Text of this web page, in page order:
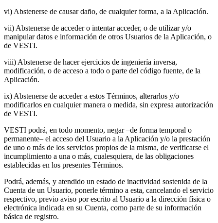
vi) Abstenerse de causar daño, de cualquier forma, a la Aplicación.
vii) Abstenerse de acceder o intentar acceder, o de utilizar y/o
manipular datos e información de otros Usuarios de la Aplicación, o
de VESTI.
viii) Abstenerse de hacer ejercicios de ingeniería inversa,
modificación, o de acceso a todo o parte del código fuente, de la
Aplicación.
ix) Abstenerse de acceder a estos Términos, alterarlos y/o
modificarlos en cualquier manera o medida, sin expresa autorización
de VESTI.
VESTI podrá, en todo momento, negar –de forma temporal o
permanente– el acceso del Usuario a la Aplicación y/o la prestación
de uno o más de los servicios propios de la misma, de verificarse el
incumplimiento a una o más, cualesquiera, de las obligaciones
establecidas en los presentes Términos.
Podrá, además, y atendido un estado de inactividad sostenida de la
Cuenta de un Usuario, ponerle término a esta, cancelando el servicio
respectivo, previo aviso por escrito al Usuario a la dirección física o
electrónica indicada en su Cuenta, como parte de su información
básica de registro.